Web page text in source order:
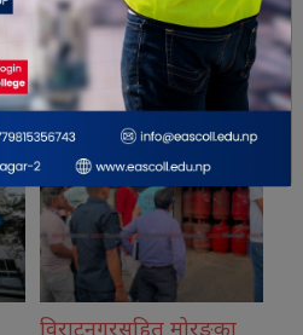
विराटनगरसहित मोरङका